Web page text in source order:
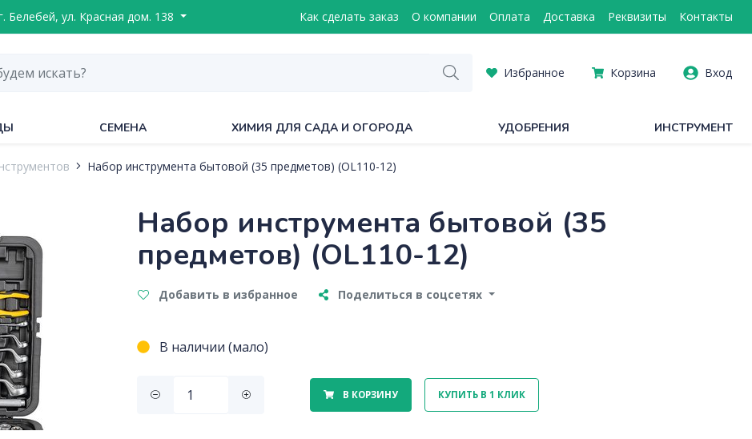
Белебей, ул. Красная дом. 138 Как сделать заказ О компании Оплата Доставка Реквизиты Контакты
Избранное Корзина Вход
СЕМЕНА ХИМИЯ ДЛЯ САДА И ОГОРОДА УДОБРЕНИЯ ИНСТРУМЕНТ
Набор инструмента бытовой (35 предметов) (OL110-12)
Набор инструмента бытовой (35
предметов) (OL110-12)
Добавить в избранное Поделиться в соцсетях
В наличии (мало)
В КОРЗИНУ КУПИТЬ В 1 КЛИК